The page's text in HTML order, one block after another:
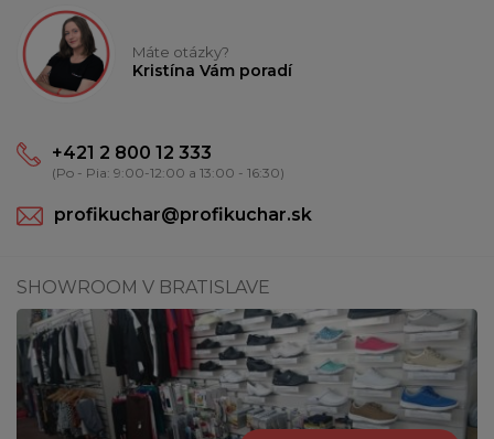
Máte otázky?
Kristína Vám poradí
+421 2 800 12 333
(Po - Pia: 9:00-12:00 a 13:00 - 16:30)
profikuchar@profikuchar.sk
SHOWROOM V BRATISLAVE